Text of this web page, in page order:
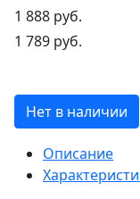
1 888 руб.
1 789 руб.
Нет в наличии
Описание